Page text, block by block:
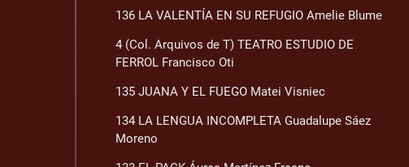
136 LA VALENTÍA EN SU REFUGIO Amelie Blume
4 (Col. Arquivos de T) TEATRO ESTUDIO DE
FERROL Francisco Oti
135 JUANA Y EL FUEGO Matei Visniec
134 LA LENGUA INCOMPLETA Guadalupe Sáez
Moreno